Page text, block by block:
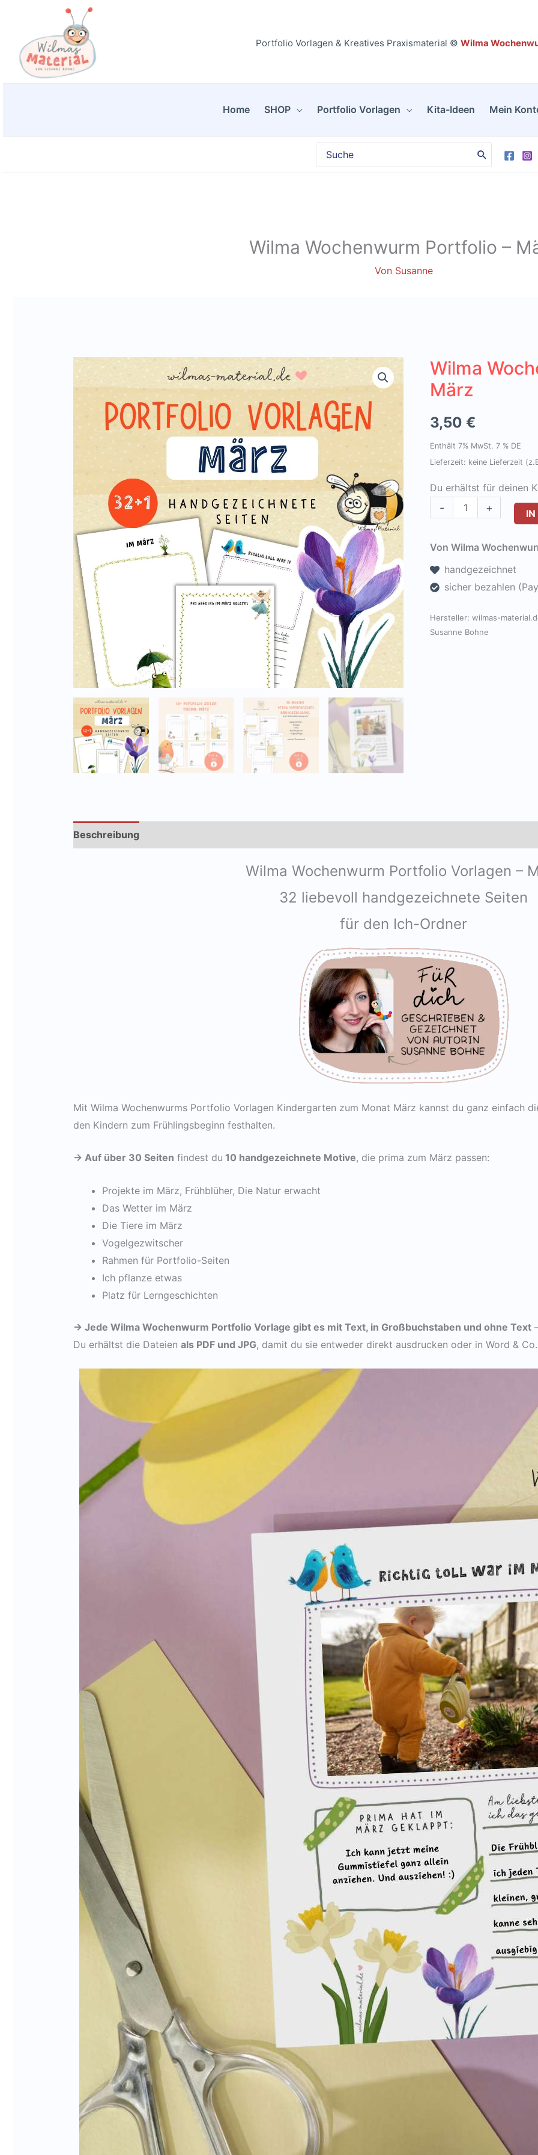
springen
Portfolio Vorlagen & Kreatives Praxismaterial © Wilma
Home SHOP Portfolio Vorlagen Kita-Ideen Mein
Search
for:
Wilma Wochenwurm Portfolio –
Von Susanne
Wilma
März
3,50 €
Enthält 7% MwSt. 7 % DE
Lieferzeit: keine Lieferzeit
Du erhältst für deinen
-
Wilma
Wochenwurm
März
[Digital]
+
Von Wilma
handgezeichnet
sicher bezahlen
Hersteller: wilmas-
Susanne Bohne
Beschreibung
Wilma Wochenwurm Portfolio Vorlagen –
32 liebevoll handgezeichnete Seiten
für den Ich-Ordner
Mit Wilma Wochenwurms Portfolio Vorlagen Kindergarten zum Monat März kannst du ganz einfach
den Kindern zum Frühlingsbeginn festhalten.
-> Auf über 30 Seiten findest du 10 handgezeichnete Motive, die prima zum März passen:
Projekte im März, Frühblüher, Die Natur erwacht
Das Wetter im März
Die Tiere im März
Vogelgezwitscher
Rahmen für Portfolio-Seiten
Ich pflanze etwas
Platz für Lerngeschichten
-> Jede Wilma Wochenwurm Portfolio Vorlage gibt es mit Text, in Großbuchstaben und ohne Text
Du erhältst die Dateien als PDF und JPG, damit du sie entweder direkt ausdrucken oder in Word &
März